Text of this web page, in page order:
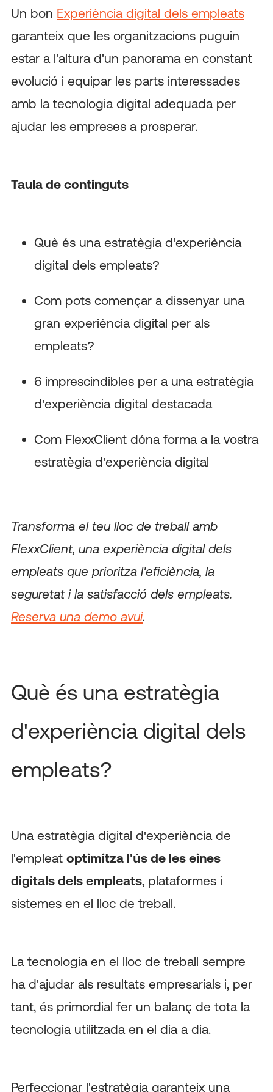
Un bon Experiència digital dels empleats
garanteix que les organitzacions puguin
estar a l'altura d'un panorama en constant
evolució i equipar les parts interessades
amb la tecnologia digital adequada per
ajudar les empreses a prosperar.
Taula de continguts
Què és una estratègia d'experiència
digital dels empleats?
Com pots començar a dissenyar una
gran experiència digital per als
empleats?
6 imprescindibles per a una estratègia
d'experiència digital destacada
Com FlexxClient dóna forma a la vostra
estratègia d'experiència digital
Transforma el teu lloc de treball amb
FlexxClient, una experiència digital dels
empleats que prioritza l'eficiència, la
seguretat i la satisfacció dels empleats.
Reserva una demo avui.
Què és una estratègia
d'experiència digital dels
empleats?
Una estratègia digital d'experiència de
l'empleat optimitza l'ús de les eines
digitals dels empleats, plataformes i
sistemes en el lloc de treball.
La tecnologia en el lloc de treball sempre
ha d'ajudar als resultats empresarials i, per
tant, és primordial fer un balanç de tota la
tecnologia utilitzada en el dia a dia.
Perfeccionar l'estratègia garanteix una